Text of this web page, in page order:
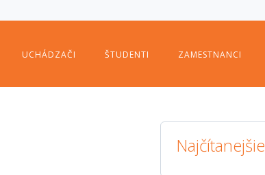
UCHÁDZAČI ŠTUDENTI ZAMESTNANCI
Najčítanejšie